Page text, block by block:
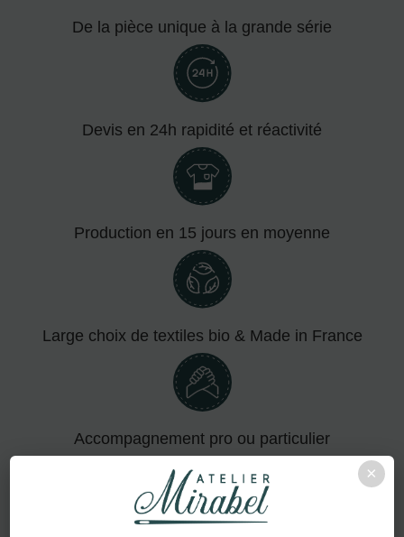
×
De la pièce unique à la grande série
Devis en 24h rapidité et réactivité
Production en 15 jours en moyenne
Large choix de textiles bio & Made in France
Accompagnement pro ou particulier
NOUS DÉCOUVRIR